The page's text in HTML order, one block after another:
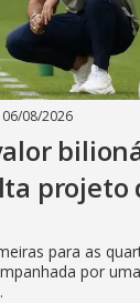
06/08/2026
projeto
para as
por